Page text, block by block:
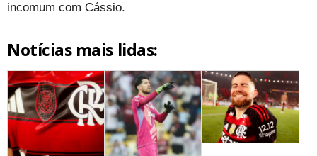
incomum com Cássio.
Notícias mais lidas: